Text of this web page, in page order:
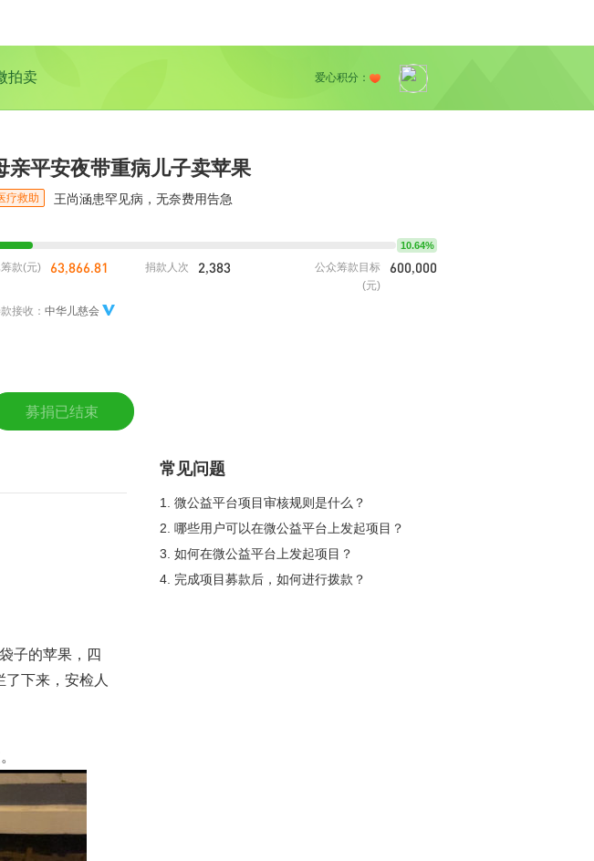
拍卖 爱心积分：
亲平安夜带重病儿子卖苹果
疗救助 王尚涵患罕见病，无奈费用告急
10.64%
款(元) 63,866.81 捐款人次 2,383
公众筹款目标
(元)
600,000
接收： 中华儿慈会
募捐已结束
子的苹果，四
下来，安检人
常见问题
1. 微公益平台项目审核规则是什么？
2. 哪些用户可以在微公益平台上发起项目？
3. 如何在微公益平台上发起项目？
4. 完成项目募款后，如何进行拨款？